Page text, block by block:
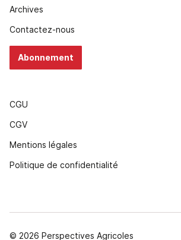
Archives
Contactez-nous
Abonnement
CGU
CGV
Mentions légales
Politique de confidentialité
© 2026 Perspectives Agricoles